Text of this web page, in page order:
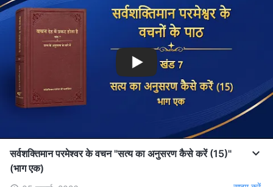
सर्वशक्तिमान परमेश्वर के वचन "सत्य का अनुसरण कैसे करें (15)"
(भाग एक)